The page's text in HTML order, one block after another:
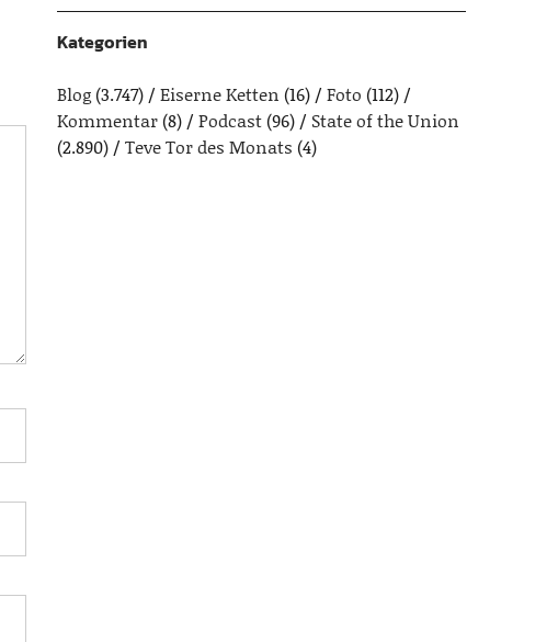
Kategorien
Blog(3.747) Eiserne Ketten (16) Foto (112)
Kommentar(8) Podcast(96)
State of the Union
(2.890)
Teve Tor des Monats (4)